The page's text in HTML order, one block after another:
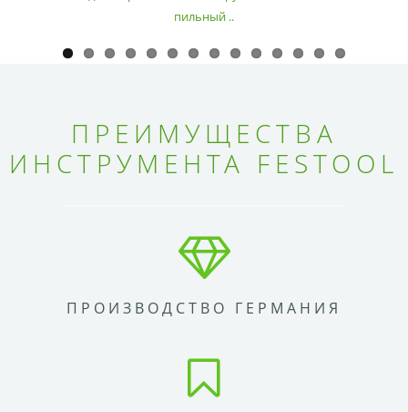
пильный ..
ПРЕИМУЩЕСТВА
ИНСТРУМЕНТА FESTOOL
ПРОИЗВОДСТВО ГЕРМАНИЯ